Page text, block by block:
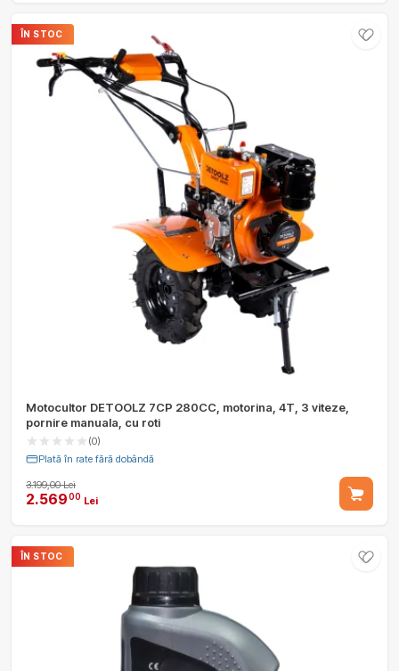
ÎN STOC
Motocultor DETOOLZ 7CP 280CC, motorina, 4T, 3 viteze,
pornire manuala, cu roti
(0)
Plată în rate fără dobândă
3.199,00 Lei
2.56900 Lei
ÎN STOC